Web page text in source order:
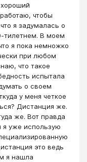
чтобы
я задумалась о
тилетнем. В моем
я пока немножко
при любом
что такое
испытала
о своем
у меня четкое
Дистанция же.
же. Вот правда
я уже использую
это ведь
я нашла